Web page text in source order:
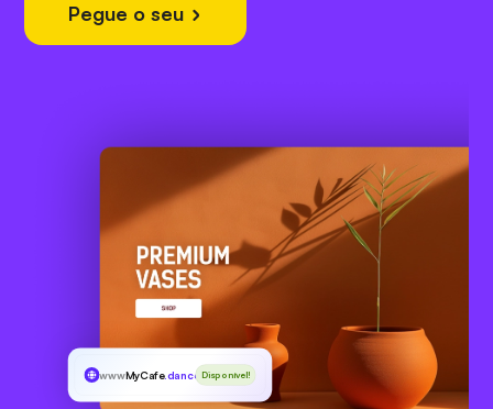
Pegue o seu
wwwMyCafe.dance Disponível!